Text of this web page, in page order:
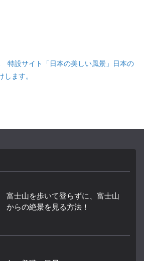
特設サイト「日本の美しい風景」日本の
ます。
富士山を歩いて登らずに、富士山
からの絶景を見る方法！